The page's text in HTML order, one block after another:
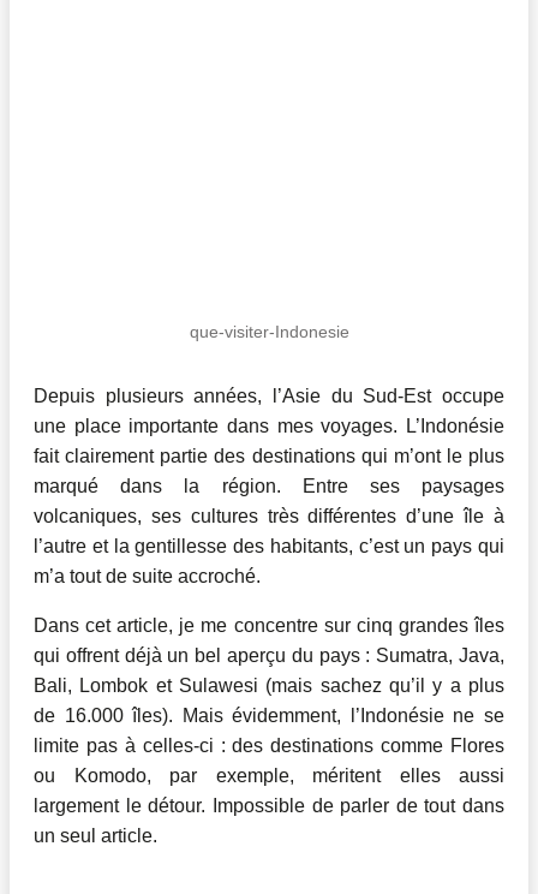
que-visiter-Indonesie
Depuis plusieurs années, l’Asie du Sud-Est occupe
une place importante dans mes voyages. L’Indonésie
fait clairement partie des destinations qui m’ont le plus
marqué dans la région. Entre ses paysages
volcaniques, ses cultures très différentes d’une île à
l’autre et la gentillesse des habitants, c’est un pays qui
m’a tout de suite accroché.
Dans cet article, je me concentre sur cinq grandes îles
qui offrent déjà un bel aperçu du pays : Sumatra, Java,
Bali, Lombok et Sulawesi (mais sachez qu’il y a plus
de 16.000 îles). Mais évidemment, l’Indonésie ne se
limite pas à celles-ci : des destinations comme Flores
ou Komodo, par exemple, méritent elles aussi
largement le détour. Impossible de parler de tout dans
un seul article.